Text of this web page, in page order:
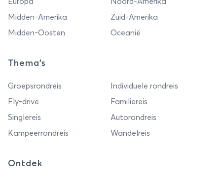
Midden-Amerika
Zuid-Amerika
Midden-Oosten
Oceanië
Thema's
Groepsrondreis
Individuele rondreis
Fly-drive
Familiereis
Singlereis
Autorondreis
Kampeerrondreis
Wandelreis
Ontdek